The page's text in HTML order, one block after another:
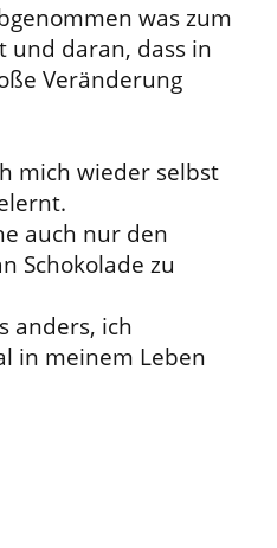
was zum
und daran, dass in
Veränderung
mich wieder selbst
auch nur den
Schokolade zu
anders, ich
in meinem Leben